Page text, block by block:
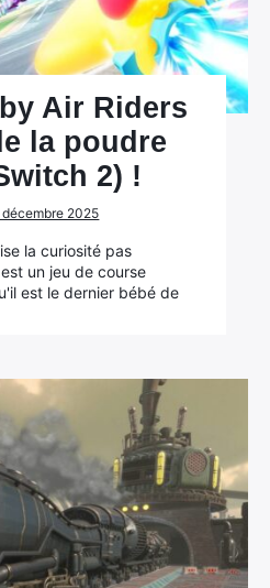
Air Riders
la poudre
2) !
décembre 2025
la curiosité pas
un jeu de course
est le dernier bébé de